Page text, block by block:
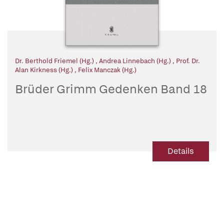
Dr. Berthold Friemel (Hg.) , Andrea Linnebach (Hg.) , Prof. Dr.
Alan Kirkness (Hg.) , Felix Manczak (Hg.)
Brüder Grimm Gedenken Band 18
Details